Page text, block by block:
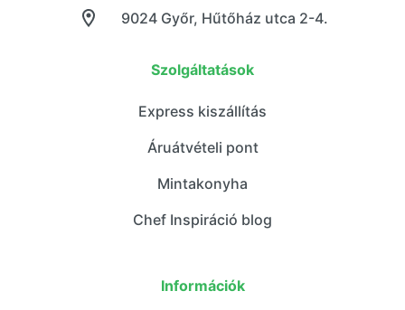
9024 Győr, Hűtőház utca 2-4.
Szolgáltatások
Express kiszállítás
Áruátvételi pont
Mintakonyha
Chef Inspiráció blog
Információk